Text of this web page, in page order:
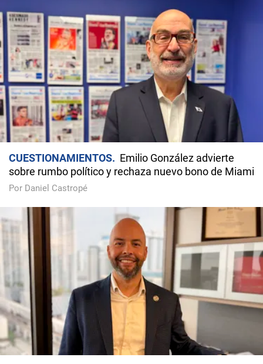
CUESTIONAMIENTOS
Emilio González advierte
sobre rumbo político y rechaza nuevo bono de Miami
Por Daniel Castropé